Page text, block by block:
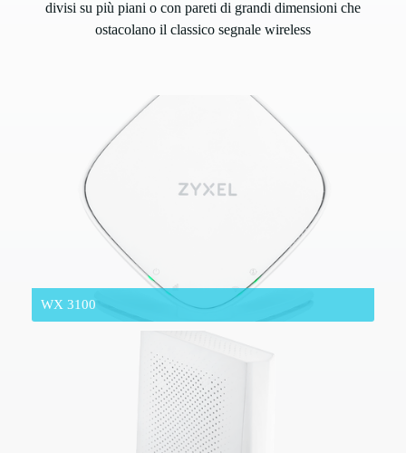
divisi su più piani o con pareti di grandi dimensioni che
ostacolano il classico segnale wireless
WX 3100